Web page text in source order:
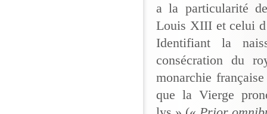
a la particularité
Louis XIII et celui
Identifiant la
consécration du
monarchie
que la Vierge